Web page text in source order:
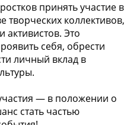
принять участие в
творческих коллективов,
активистов. Это
себя, обрести
личный вклад в
— в положении о
стать частью